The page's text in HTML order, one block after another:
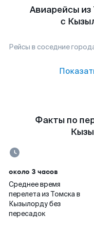
Авиарейсы
с
Рейсы в соседние
Факты по
около 3 часов
Среднее время
перелета из Томска в
Кызылорду без
пересадок